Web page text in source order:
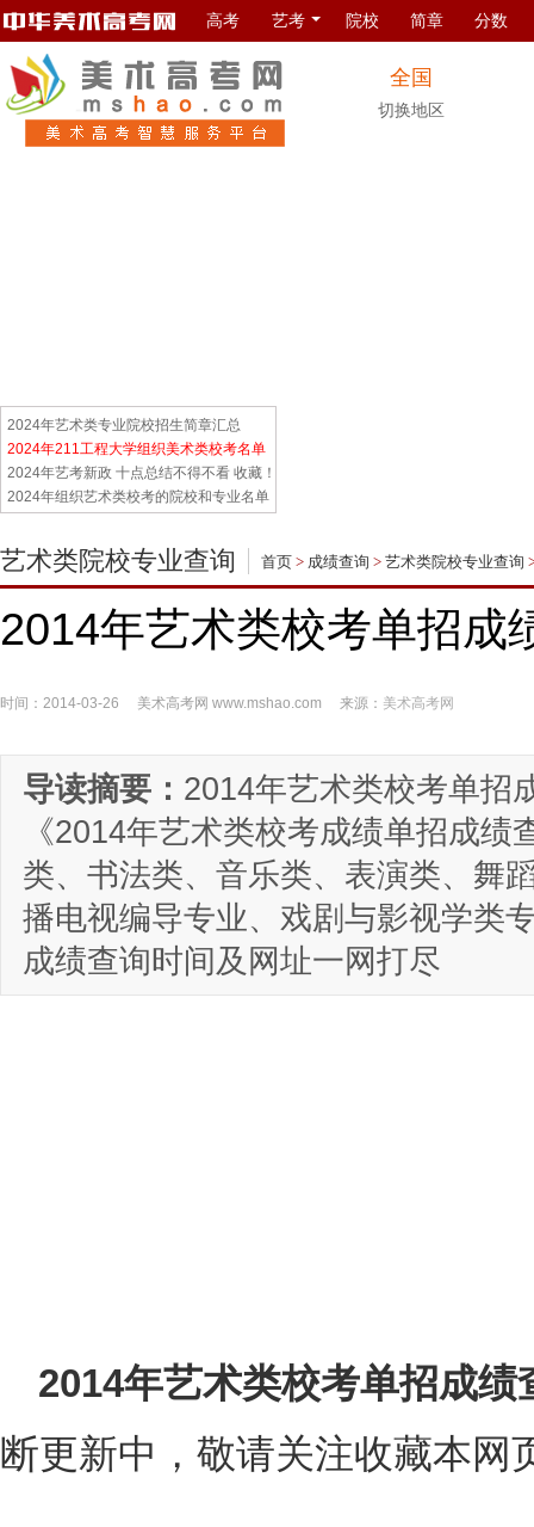
高考 艺考 院校 简章 分数
全国
切换地区
2024年艺术类专业院校招生简章汇总
2024年211工程大学组织美术类校考名单
2024年艺考新政 十点总结不得不看 收藏！
2024年组织艺术类校考的院校和专业名单
艺术类院校专业查询 首页 > 成绩查询 > 艺术类院校专业查询
2014年艺术类校考单招成
时间：2014-03-26 美术高考网 www.mshao.com 来源： 美术高考网
导读摘要： 2014年艺术类校考单招
《2014年艺术类校考成绩单招成
类、书法类、音乐类、表演类、舞
播电视编导专业、戏剧与影视学类
成绩查询时间及网址一网打尽
2014年艺术类校考单招成
断更新中，敬请关注收藏本网